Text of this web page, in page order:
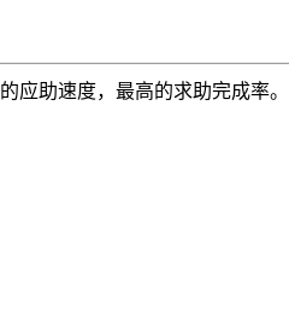
应助速度，最高的求助完成率